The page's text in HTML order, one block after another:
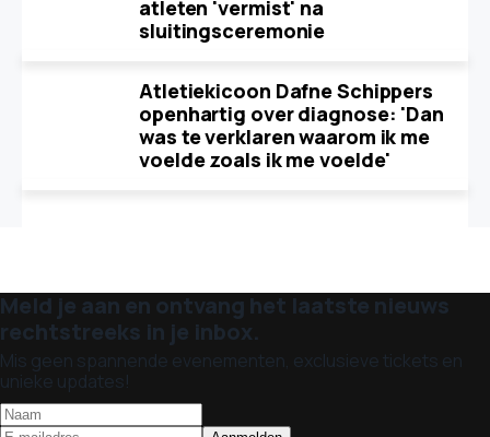
atleten 'vermist' na
sluitingsceremonie
Atletiekicoon Dafne Schippers
openhartig over diagnose: 'Dan
was te verklaren waarom ik me
voelde zoals ik me voelde'
Meld je aan en ontvang het laatste nieuws
rechtstreeks in je inbox.
Mis geen spannende evenementen, exclusieve tickets en
unieke updates!